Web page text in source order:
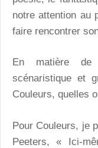
notre attention au
faire rencontrer
En matière
scénaristique et
Couleurs, quelles
Pour Couleurs, je
Peeters, « Ici-